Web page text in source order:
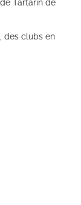
Tartarin de
des clubs en